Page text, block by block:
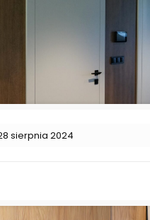
sierpnia 2024